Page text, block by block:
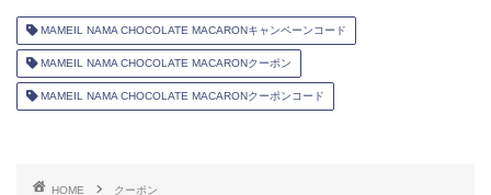
MAMEIL NAMA CHOCOLATE MACARONキャンペーンコード
MAMEIL NAMA CHOCOLATE MACARONクーポン
MAMEIL NAMA CHOCOLATE MACARONクーポンコード
HOME クーポン